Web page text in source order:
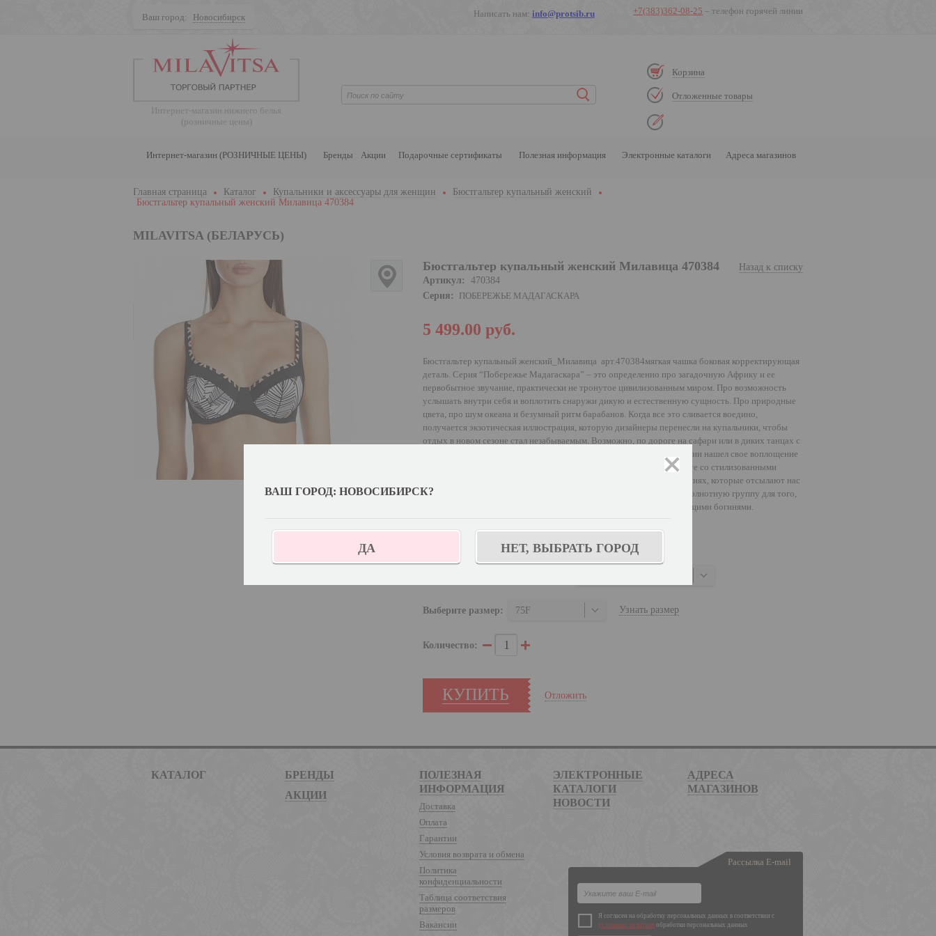
+7(383)362-08-25 – телефон горячей линии
Написать нам: info@protsib.ru
Ваш город: Новосибирск
Корзина
Отложенные товары
Интернет-магазин нижнего белья
(розничные цены)
Интернет-магазин (РОЗНИЧНЫЕ ЦЕНЫ) Бренды Акции Подарочные сертификаты Полезная информация Электронные каталоги Адреса магазинов
Главная страница Каталог Купальники и аксессуары для женщин
Бюстгальтер купальный женский
Бюстгальтер купальный женский Милавица 470384
MILAVITSA (БЕЛАРУСЬ)
Назад к списку
Бюстгальтер купальный женский Милавица 470384
Артикул:
470384
Серия:
ПОБЕРЕЖЬЕ МАДАГАСКАРА
5 499.00 руб.
Бюстгальтер купальный женский_Милавица арт.470384мягкая чашка боковая корректирующая
деталь. Серия “Побережье Мадагаскара” – это определенно про загадочную Африку и ее
первобытное звучание, практически не тронутое цивилизованным миром. Про возможность
услышать внутри себя и воплотить снаружи дикую и естественную сущность. Про природные
цвета, про шум океана и безумный ритм барабанов. Когда все это сливается воедино,
получается экзотическая иллюстрация, которую дизайнеры перенесли на купальники, чтобы
отдых в новом сезоне стал незабываемым. Возможно, по дороге на сафари или в диких танцах с
представителями местных племен. Дизайнерский замысел в этой серии нашел свое воплощение
сразу в двух графических направлениях. Первое развивается в принте со стилизованными
листьями, а второе в выразительных геометрических рисунках и линиях, которые отсылают нас
к наскальной живописи тех времен. Серия выполнена на большую полнотную группу для того,
чтобы обладательницы шикарных форм почувствовали себя настоящими богинями.
Выберите размер: 75F Узнать размер
Количество:
КУПИТЬ Отложить
КАТАЛОГ
БРЕНДЫ
АКЦИИ
ПОЛЕЗНАЯ
ИНФОРМАЦИЯ
Доставка
Оплата
Гарантии
Условия возврата и обмена
Политика
конфиденциальности
Таблица соответствия
размеров
Вакансии
ЭЛЕКТРОННЫЕ
КАТАЛОГИ
АДРЕСА
МАГАЗИНОВ
НОВОСТИ
Рассылка E-mail
Я согласен на обработку персональных данных в соответствии с
условиями политики обработки персональных данных
ВАШ ГОРОД: НОВОСИБИРСК?
ДА НЕТ, ВЫБРАТЬ ГОРОД